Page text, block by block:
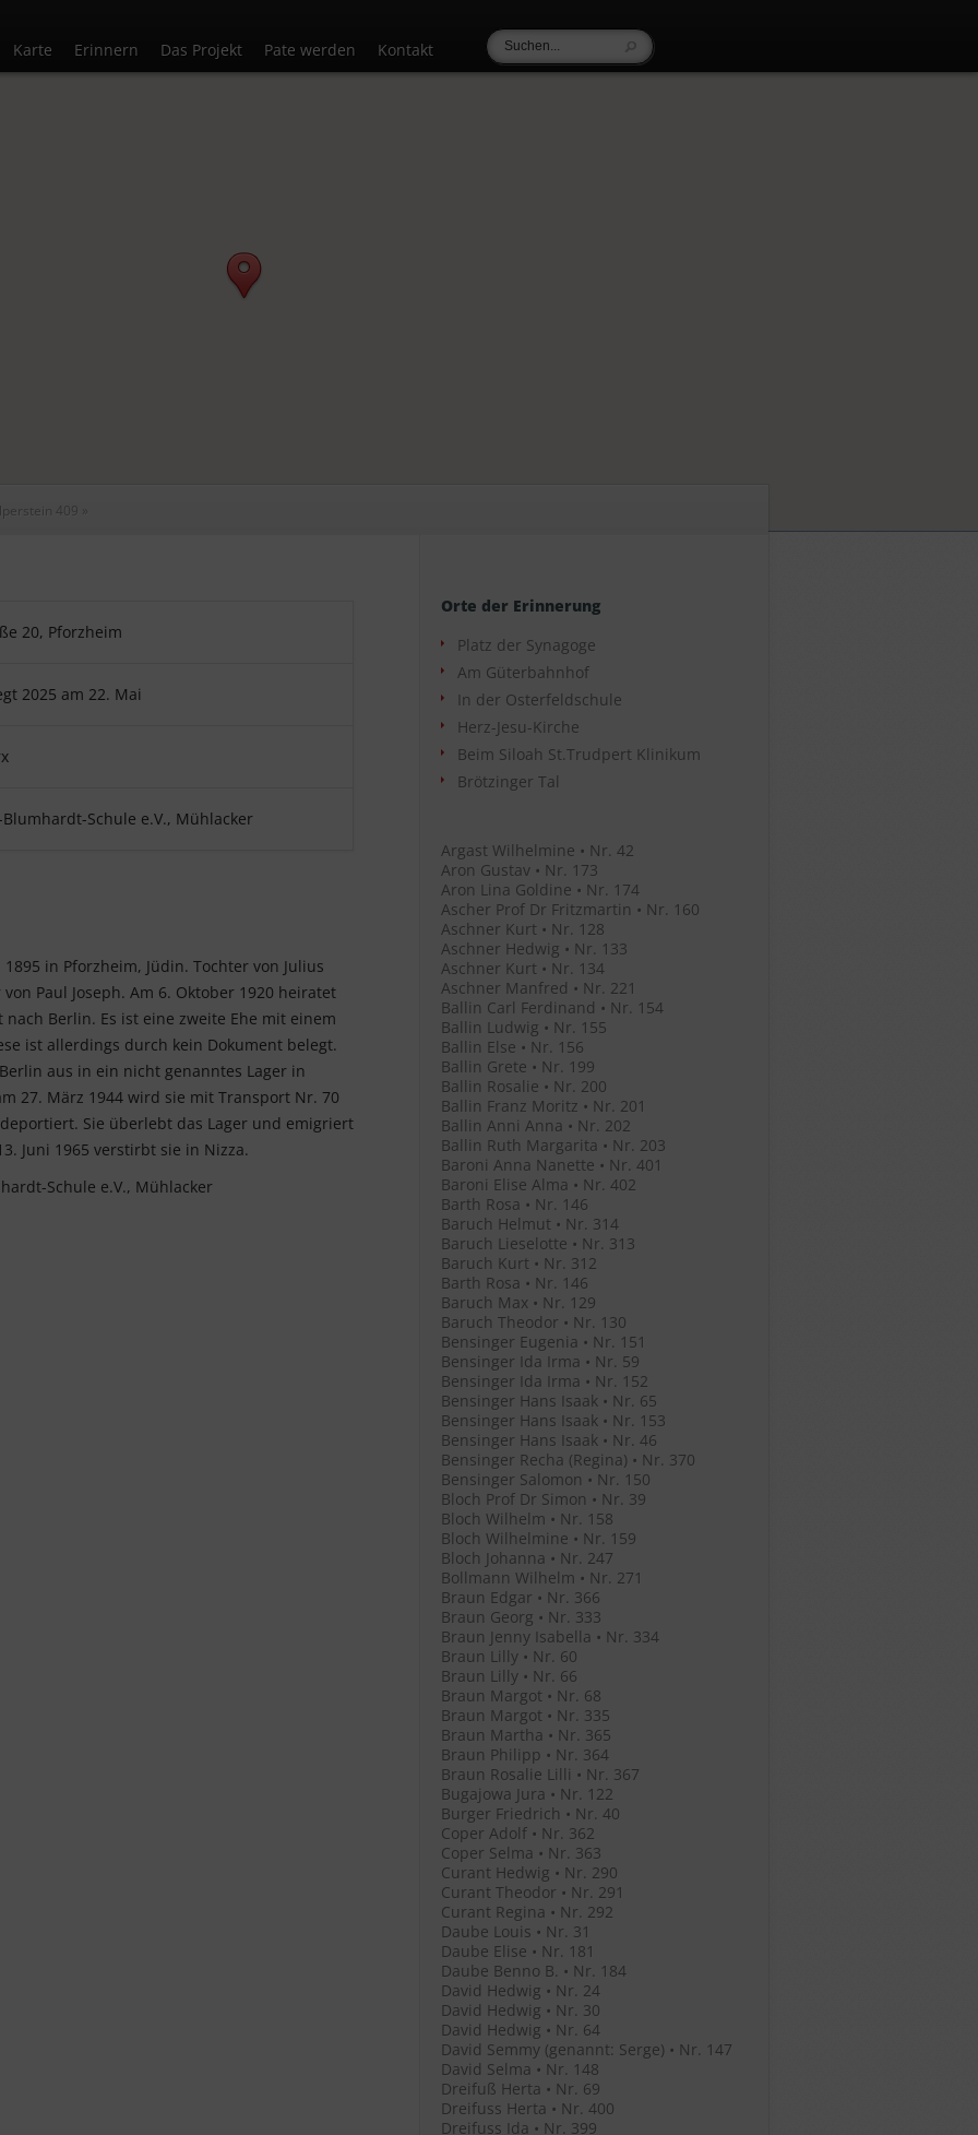
Karte Erinnern Das Projekt Pate werden Kontakt
409 »
20, Pforzheim
2025 am 22. Mai
Schule e.V., Mühlacker
in Pforzheim, Jüdin. Tochter von Julius
Paul Joseph. Am 6. Oktober 1920 heiratet
Berlin. Es ist eine zweite Ehe mit einem
ist allerdings durch kein Dokument belegt.
aus in ein nicht genanntes Lager in
27. März 1944 wird sie mit Transport Nr. 70
Sie überlebt das Lager und emigriert
Juni 1965 verstirbt sie in Nizza.
Schule e.V., Mühlacker
Orte der Erinnerung
Platz der Synagoge
Am Güterbahnhof
In der Osterfeldschule
Herz-Jesu-Kirche
Beim Siloah St.Trudpert Klinikum
Brötzinger Tal
Argast Wilhelmine • Nr. 42
Aron Gustav • Nr. 173
Aron Lina Goldine • Nr. 174
Ascher Prof Dr Fritzmartin • Nr. 160
Aschner Kurt • Nr. 128
Aschner Hedwig • Nr. 133
Aschner Kurt • Nr. 134
Aschner Manfred • Nr. 221
Ballin Carl Ferdinand • Nr. 154
Ballin Ludwig • Nr. 155
Ballin Else • Nr. 156
Ballin Grete • Nr. 199
Ballin Rosalie • Nr. 200
Ballin Franz Moritz • Nr. 201
Ballin Anni Anna • Nr. 202
Ballin Ruth Margarita • Nr. 203
Baroni Anna Nanette • Nr. 401
Baroni Elise Alma • Nr. 402
Barth Rosa • Nr. 146
Baruch Helmut • Nr. 314
Baruch Lieselotte • Nr. 313
Baruch Kurt • Nr. 312
Barth Rosa • Nr. 146
Baruch Max • Nr. 129
Baruch Theodor • Nr. 130
Bensinger Eugenia • Nr. 151
Bensinger Ida Irma • Nr. 59
Bensinger Ida Irma • Nr. 152
Bensinger Hans Isaak • Nr. 65
Bensinger Hans Isaak • Nr. 153
Bensinger Hans Isaak • Nr. 46
Bensinger Recha (Regina) • Nr. 370
Bensinger Salomon • Nr. 150
Bloch Prof Dr Simon • Nr. 39
Bloch Wilhelm • Nr. 158
Bloch Wilhelmine • Nr. 159
Bloch Johanna • Nr. 247
Bollmann Wilhelm • Nr. 271
Braun Edgar • Nr. 366
Braun Georg • Nr. 333
Braun Jenny Isabella • Nr. 334
Braun Lilly • Nr. 60
Braun Lilly • Nr. 66
Braun Margot • Nr. 68
Braun Margot • Nr. 335
Braun Martha • Nr. 365
Braun Philipp • Nr. 364
Braun Rosalie Lilli • Nr. 367
Bugajowa Jura • Nr. 122
Burger Friedrich • Nr. 40
Coper Adolf • Nr. 362
Coper Selma • Nr. 363
Curant Hedwig • Nr. 290
Curant Theodor • Nr. 291
Curant Regina • Nr. 292
Daube Louis • Nr. 31
Daube Elise • Nr. 181
Daube Benno B. • Nr. 184
David Hedwig • Nr. 24
David Hedwig • Nr. 30
David Hedwig • Nr. 64
David Semmy (genannt: Serge) • Nr. 147
David Selma • Nr. 148
Dreifuß Herta • Nr. 69
Dreifuss Herta • Nr. 400
Dreifuss Ida • Nr. 399